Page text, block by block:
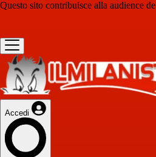
Questo sito contribuisce alla audience de
Accedi